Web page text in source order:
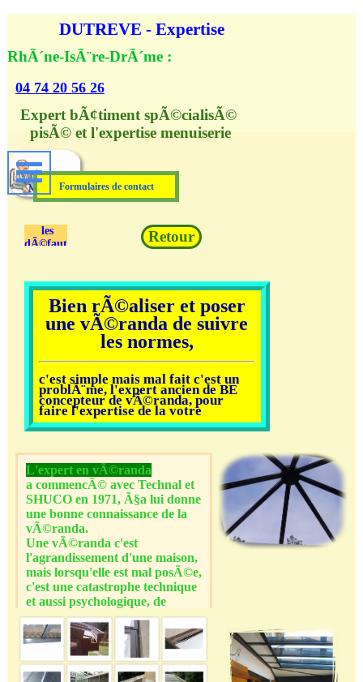
DUTREVE - Expertise
RhÃ´ne-IsÃ¨re-DrÃ´me :
04 74 20 56 26
Formulaires de contact
Expert bÃ¢timent spÃ©cialisÃ©
pisÃ© et l'expertise menuiserie
les
dÃ©fauts
Retour
Bien rÃ©aliser et poser
une vÃ©randa de suivre
les normes,
c'est simple mais mal fait c'est un
problÃ¨me, l'expert ancien de BE
concepteur de vÃ©randa, pour
faire l'expertise de la votre
L'expert en vÃ©randa
a commencÃ© avec Technal et
SHUCO en 1971, Ã§a lui donne
une bonne connaissance de la
vÃ©randa.
Une vÃ©randa c'est
l'agrandissement d'une maison,
mais lorsqu'elle est mal posÃ©e,
c'est une catastrophe technique
et aussi psychologique, de
savoir que votre vÃ©randa
laisse pÃ©nÃ©trÃ© l'eau, ou
que les menuiseries coulissantes
ne fonctionnent pas.
Appelez-nous.